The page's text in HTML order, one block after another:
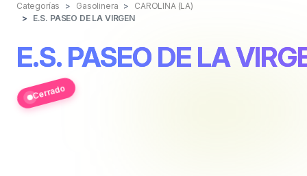
Categorías Gasolinera
CAROLINA (LA)
E.S. PASEO DE LA VIRGEN
E.S. PASEO DE LA
Cerrado